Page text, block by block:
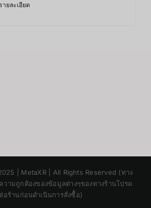
รายละเอียด
| MetaXR | All Rights Reserved (ทาง
ามถูกต้องของข้อมูลต่างๆของทางร้านโปรด
อร้านก่อนดำเนินการสั่งซื้อ)Chinese